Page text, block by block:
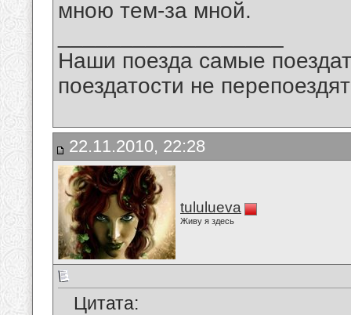
мною тем-за мной.
Наши поезда самые
поездатости не
22.11.2010, 22:28
tululueva
Живу я здесь
Цитата: